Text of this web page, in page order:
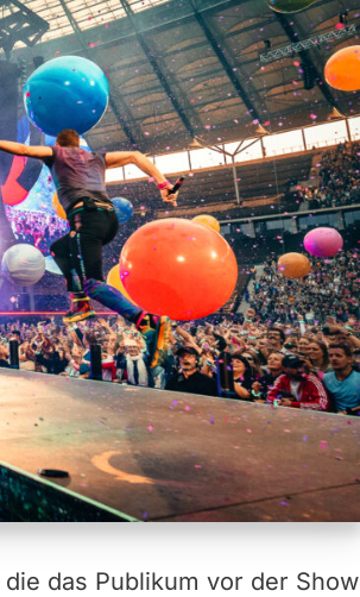
das Publikum vor der Show